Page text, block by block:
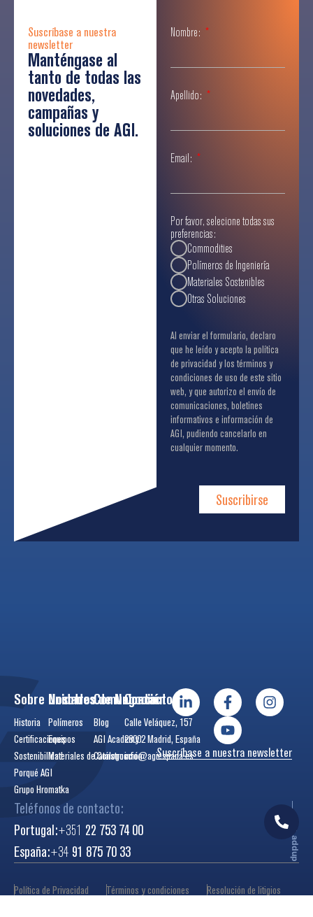
Suscríbase a nuestra
newsletter
Manténgase al
tanto de todas las
novedades,
campañas y
soluciones de AGI.
Nombre:
Apellido:
Email:
Por favor, selecione todas sus
preferencias:
Commodities
Polímeros de Ingeniería
Materiales Sostenibles
Otras Soluciones
Al enviar el formulario, declaro
que he leído y acepto la política
de privacidad y los términos y
condiciones de uso de este sitio
web, y que autorizo el envío de
comunicaciones, boletines
informativos e información de
AGI, pudiendo cancelarlo en
cualquier momento.
Suscribirse
Sobre Nosotros
Historia
Certificaciones
Sostenibilidad
Porqué AGI
Grupo Hromatka
Unidades de Negocio
Polímeros
Equipos
Materiales de Construcción
Comunicación
Blog
AGI Academy
Catálogos
Contactos
Calle Veláquez, 157
28002 Madrid, España
info@agiespana.es
Suscríbase a nuestra newsletter
Teléfonos de contacto:
Portugal:+351 22 753 74 00
España:+34 91 875 70 33 addup
Política de Privacidad Términos y condiciones
Resolución de litigios